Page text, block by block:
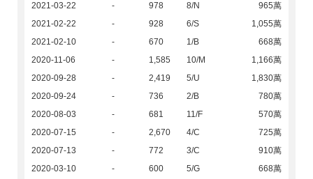
2021-03-22
- 978 8/N
965萬
2021-02-22
- 928 6/S
1,055萬
2021-02-10
- 670 1/B
668萬
2020-11-06
- 1,585 10/M
1,166萬
2020-09-28
- 2,419 5/U
1,830萬
2020-09-24
- 736 2/B
780萬
2020-08-03
- 681 11/F
570萬
2020-07-15
- 2,670 4/C
725萬
2020-07-13
- 772 3/C
910萬
2020-03-10
- 600 5/G
668萬